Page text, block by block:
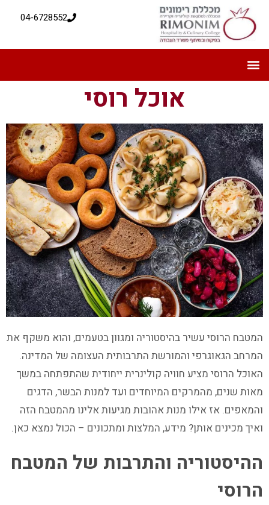
04-6728552
אוכל רוסי
המטבח הרוסי עשיר בהיסטוריה ומגוון בטעמים, והוא משקף את
המרחב הגאוגרפי והמורשת התרבותית העצומה של המדינה.
האוכל הרוסי מציע חוויה קולינרית ייחודית שהתפתחה במשך
מאות שנים, מהמרקים המיוחדים ועד למנות הבשר, הדגים
והמאפים. אז אילו מנות אהובות מגיעות אלינו מהמטבח הזה
ואיך מכינים אותן? מידע, המלצות ומתכונים – הכול נמצא כאן.
ההיסטוריה והתרבות של המטבח
הרוסי